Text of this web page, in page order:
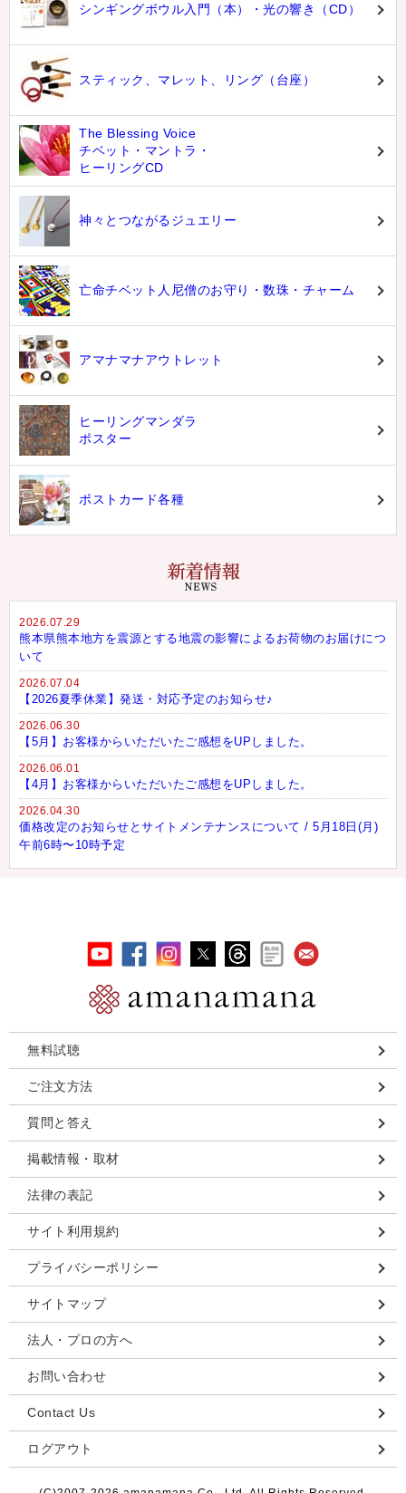
シンギングボウル入門（本）・光の響き（CD）
スティック、マレット、リング（台座）
The Blessing Voice
チベット・マントラ・
ヒーリングCD
神々とつながるジュエリー
亡命チベット人尼僧のお守り・数珠・チャーム
アマナマナアウトレット
ヒーリングマンダラ
ポスター
ポストカード各種
2026.07.29
熊本県熊本地方を震源とする地震の影響によるお荷物のお届けにつ
いて
2026.07.04
【2026夏季休業】発送・対応予定のお知らせ♪
2026.06.30
【5月】お客様からいただいたご感想をUPしました。
2026.06.01
【4月】お客様からいただいたご感想をUPしました。
2026.04.30
価格改定のお知らせとサイトメンテナンスについて / 5月18日(月)
午前6時〜10時予定
無料試聴
ご注文方法
質問と答え
掲載情報・取材
法律の表記
サイト利用規約
プライバシーポリシー
サイトマップ
法人・プロの方へ
お問い合わせ
Contact Us
ログアウト